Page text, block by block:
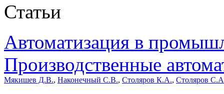
Статьи
Автоматизация в
Производственные
Мякишев Д.В., Наконечный С.В., Столяров К.А., Столяров